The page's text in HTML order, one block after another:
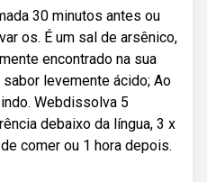
30 minutos antes ou
os. É um sal de arsênico,
encontrado na sua
levemente ácido; Ao
Webdissolva 5
debaixo da língua, 3 x
comer ou 1 hora depois.